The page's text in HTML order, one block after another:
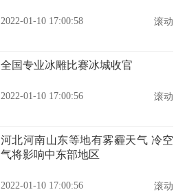
2022-01-10 17:00:58 滚动
全国专业冰雕比赛冰城收官
2022-01-10 17:00:56 滚动
河北河南山东等地有雾霾天气 冷空
气将影响中东部地区
2022-01-10 17:00:56 滚动